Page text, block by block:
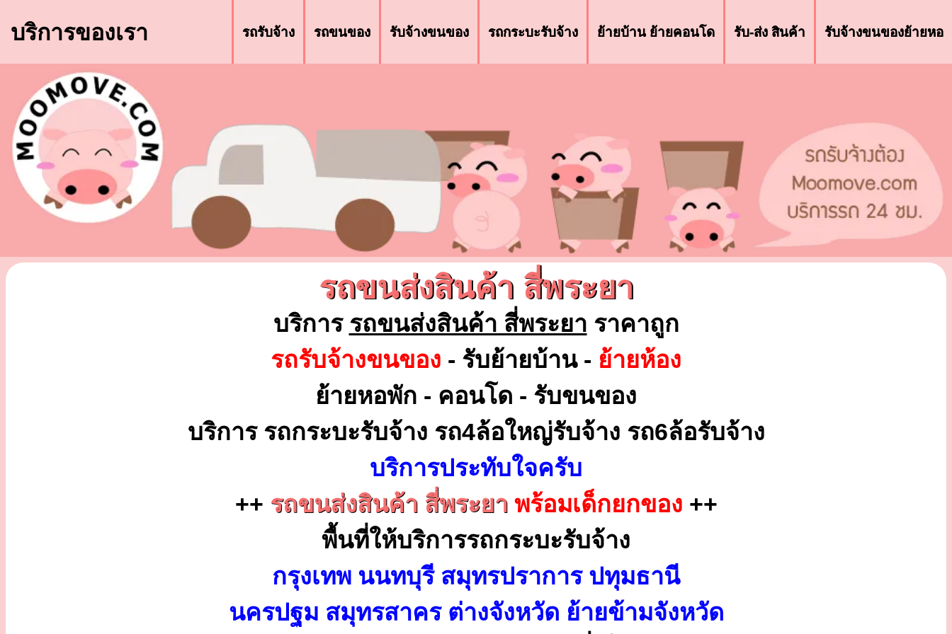
บริการของเรา รถรับจ้าง รถขนของ รับจ้างขนของ รถกระบะรับจ้าง ย้ายบ้าน ย้ายคอนโด รับ-ส่ง สินค้า รับจ้างขนของย้ายหอ
รถขนส่งสินค้า สี่พระยา
บริการ รถขนส่งสินค้า สี่พระยา ราคาถูก
รถรับจ้างขนของ - รับย้ายบ้าน - ย้ายห้อง
ย้ายหอพัก - คอนโด - รับขนของ
บริการ รถกระบะรับจ้าง รถ4ล้อใหญ่รับจ้าง รถ6ล้อรับจ้าง
บริการประทับใจครับ
++ รถขนส่งสินค้า สี่พระยา พร้อมเด็กยกของ ++
พื้นที่ให้บริการรถกระบะรับจ้าง
กรุงเทพ นนทบุรี สมุทรปราการ ปทุมธานี
นครปฐม สมุทรสาคร ต่างจังหวัด ย้ายข้ามจังหวัด